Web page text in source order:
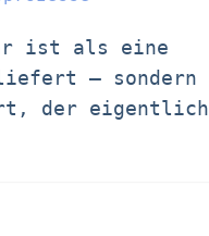
ist als eine
– sondern
der eigentlich